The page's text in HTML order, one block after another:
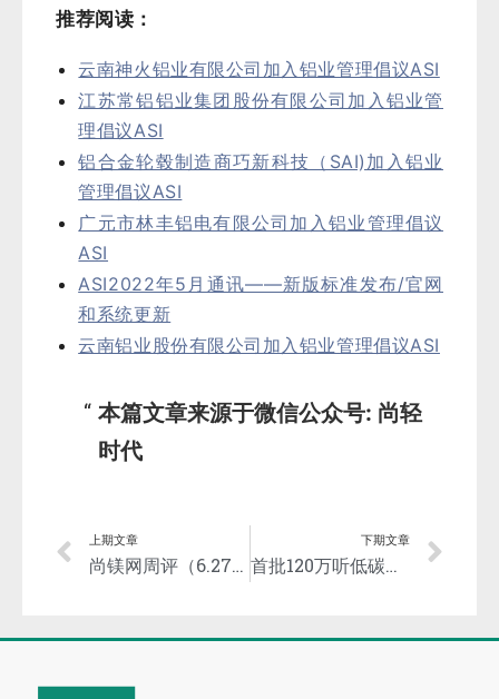
推荐阅读：
云南神火铝业有限公司加入铝业管理倡议ASI
江苏常铝铝业集团股份有限公司加入铝业管
理倡议ASI
铝合金轮毂制造商巧新科技（SAI)加入铝业
管理倡议ASI
广元市林丰铝电有限公司加入铝业管理倡议
ASI
ASI2022年5月通讯——新版标准发布/官网
和系统更新
云南铝业股份有限公司加入铝业管理倡议ASI
本篇文章来源于微信公众号: 尚轻
时代
上期文章
尚镁网周评（6.27-7.1）：需求不多，镁市承压延续走弱
下期文章
首批120万听低碳铝罐装科罗娜啤酒在加拿大限量发售！